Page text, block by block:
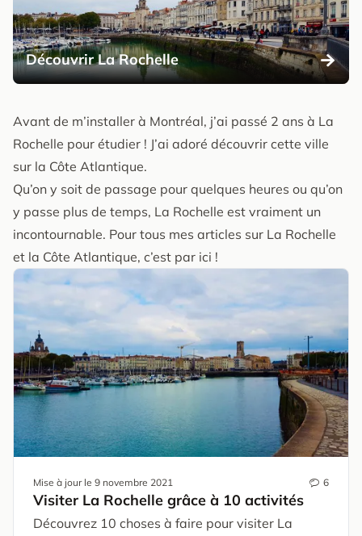
Découvrir La Rochelle
Avant de m’installer à Montréal, j’ai passé 2 ans à La
Rochelle pour étudier ! J’ai adoré découvrir cette ville
sur la Côte Atlantique.
Qu’on y soit de passage pour quelques heures ou qu’on
y passe plus de temps, La Rochelle est vraiment un
incontournable. Pour tous mes articles sur La Rochelle
et la Côte Atlantique, c’est par ici !
Mise à jour le 9 novembre 2021 6
Visiter La Rochelle grâce à 10 activités
Découvrez 10 choses à faire pour visiter La